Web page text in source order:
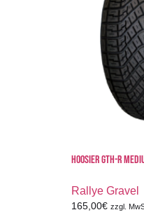
HOOSIER GTH-R
Rallye Gravel
165,00€ zzgl.